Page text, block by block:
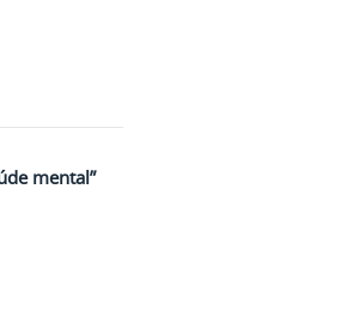
mental”